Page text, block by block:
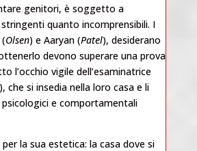
genitori, è soggetto a
quanto incomprensibili. I
Olsen) e Aaryan (Patel), desiderano
devono superare una prova
l’occhio vigile dell’esaminatrice
che si insedia nella loro casa e li
e comportamentali
la sua estetica: la casa dove si